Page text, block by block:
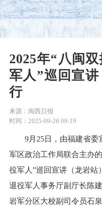
2025年“八闽
军人”巡回宣
行
来源：闽西日报
时间：2025-09-26 09:19
9月25日，由福建省委
军区政治工作局联合主办
役军人”巡回宣讲（龙岩
退役军人事务厅副厅长陈
岩军分区大校副司令员石